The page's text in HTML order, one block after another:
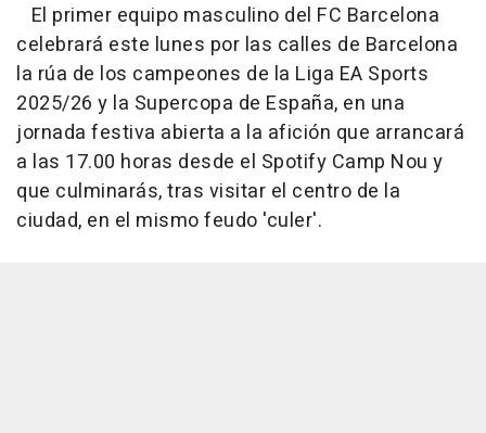
El primer equipo masculino del FC Barcelona
celebrará este lunes por las calles de Barcelona
la rúa de los campeones de la Liga EA Sports
2025/26 y la Supercopa de España, en una
jornada festiva abierta a la afición que arrancará
a las 17.00 horas desde el Spotify Camp Nou y
que culminarás, tras visitar el centro de la
ciudad, en el mismo feudo 'culer'.